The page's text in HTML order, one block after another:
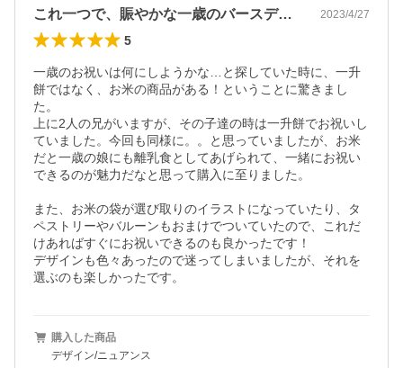
これ一つで、賑やかな一歳のバースデー♬ 2023/4/27
5
一歳のお祝いは何にしようかな…と探していた時に、一升
餅ではなく、お米の商品がある！ということに驚きまし
た。
上に2人の兄がいますが、その子達の時は一升餅でお祝いし
ていました。今回も同様に。。と思っていましたが、お米
だと一歳の娘にも離乳食としてあげられて、一緒にお祝い
できるのが魅力だなと思って購入に至りました。
また、お米の袋が選び取りのイラストになっていたり、タ
ペストリーやバルーンもおまけでついていたので、これだ
けあればすぐにお祝いできるのも良かったです！
デザインも色々あったので迷ってしまいましたが、それを
選ぶのも楽しかったです。
購入した商品
デザイン/ニュアンス